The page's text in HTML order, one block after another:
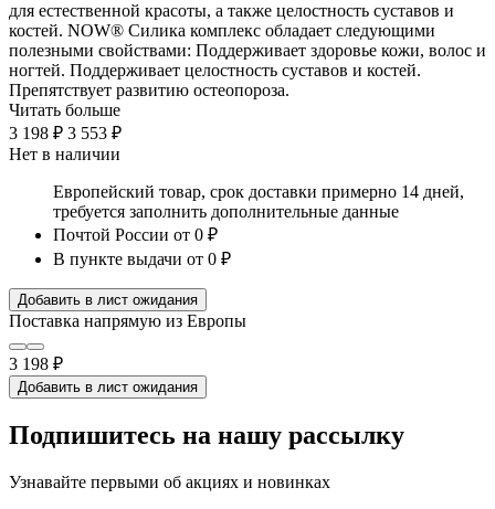
для естественной красоты, а также целостность суставов и
костей. NOW® Силика комплекс обладает следующими
полезными свойствами: Поддерживает здоровье кожи, волос и
ногтей. Поддерживает целостность суставов и костей.
Препятствует развитию остеопороза.
Читать больше
3 198 ₽ 3 553 ₽
Нет в наличии
Европейский товар, срок доставки примерно 14 дней,
требуется заполнить дополнительные данные
Почтой России от 0 ₽
В пункте выдачи от 0 ₽
Добавить в лист ожидания
Поставка напрямую из Европы
3 198 ₽
Добавить в лист ожидания
Подпишитесь на нашу рассылку
Узнавайте первыми об акциях и новинках